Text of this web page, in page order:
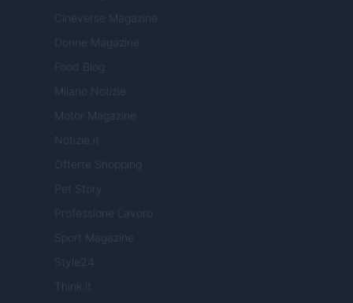
Cineverse Magazine
Donne Magazine
Food Blog
Milano Notizie
Motor Magazine
Notizie.it
Offerte Shopping
Pet Story
Professione Lavoro
Sport Magazine
Style24
Think.it